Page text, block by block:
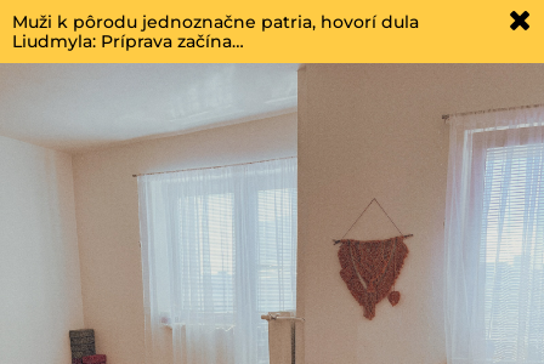
Muži k pôrodu jednoznačne patria, hovorí dula
Liudmyla: Príprava začína…